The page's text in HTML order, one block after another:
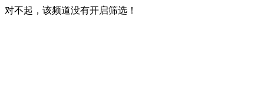
对不起，该频道没有开启筛选！